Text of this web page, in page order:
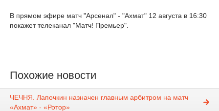
В прямом эфире матч "Арсенал" - "Ахмат" 12 августа в 16:30
покажет телеканал "Матч! Премьер".
Похожие новости
ЧЕЧНЯ. Лапочкин назначен главным арбитром на матч
«Ахмат» - «Ротор»